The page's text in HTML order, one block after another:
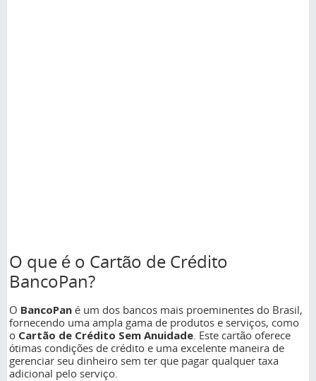
O que é o Cartão de Crédito
BancoPan?
O BancoPan é um dos bancos mais proeminentes do Brasil,
fornecendo uma ampla gama de produtos e serviços, como
o Cartão de Crédito Sem Anuidade . Este cartão oferece
ótimas condições de crédito e uma excelente maneira de
gerenciar seu dinheiro sem ter que pagar qualquer taxa
adicional pelo serviço.